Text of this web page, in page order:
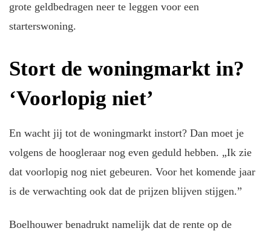
grote geldbedragen neer te leggen voor een
starterswoning.
Stort de woningmarkt in?
‘Voorlopig niet’
En wacht jij tot de woningmarkt instort? Dan moet je
volgens de hoogleraar nog even geduld hebben. „Ik zie
dat voorlopig nog niet gebeuren. Voor het komende jaar
is de verwachting ook dat de prijzen blijven stijgen.”
Boelhouwer benadrukt namelijk dat de rente op de